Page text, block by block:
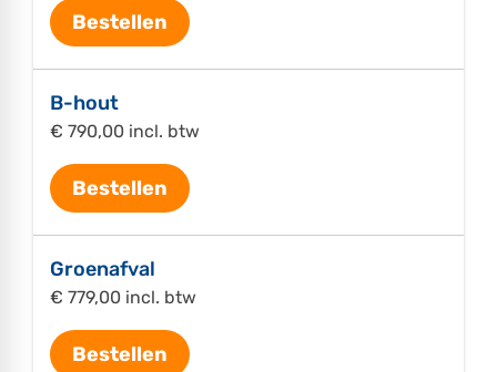
Bestellen
B-hout
€ 790,00 incl. btw
Bestellen
Groenafval
€ 779,00 incl. btw
Bestellen